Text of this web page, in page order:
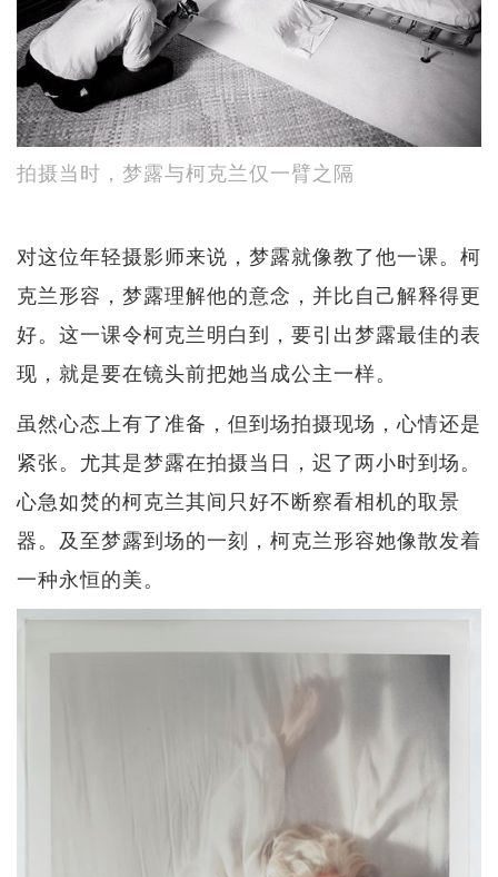
拍摄当时，梦露与柯克兰仅一臂之隔
对这位年轻摄影师来说，梦露就像教了他一课。柯
克兰形容，梦露理解他的意念，并比自己解释得更
好。这一课令柯克兰明白到，要引出梦露最佳的表
现，就是要在镜头前把她当成公主一样。
虽然心态上有了准备，但到场拍摄现场，心情还是
紧张。尤其是梦露在拍摄当日，迟了两小时到场。
心急如焚的柯克兰其间只好不断察看相机的取景
器。及至梦露到场的一刻，柯克兰形容她像散发着
一种永恒的美。